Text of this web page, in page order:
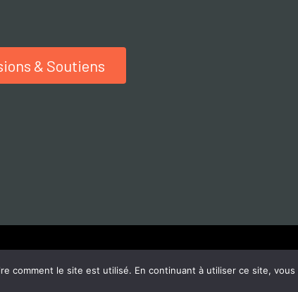
comment le site est utilisé. En continuant à utiliser ce site,
& Soutiens